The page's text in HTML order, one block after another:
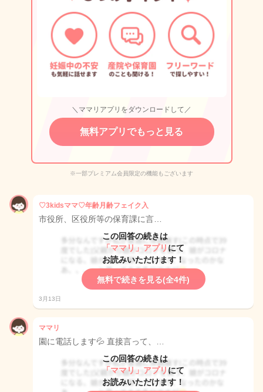
＼ママリアプリをダウンロードして／
無料アプリでもっと見る
※一部プレミアム会員限定の機能もございます
♡3kidsママ♡年齢月齢フェイク入
市役所、区役所等の保育課に言…
この回答の続きは
「ママリ」アプリ にて
お読みいただけます！
無料で続きを見る(全4件)
3月13日
ママリ
園に電話します💦 直接言って、…
この回答の続きは
「ママリ」アプリ にて
お読みいただけます！